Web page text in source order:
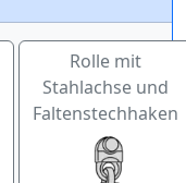
Rolle mit
Stahlachse und
Faltenstechhaken